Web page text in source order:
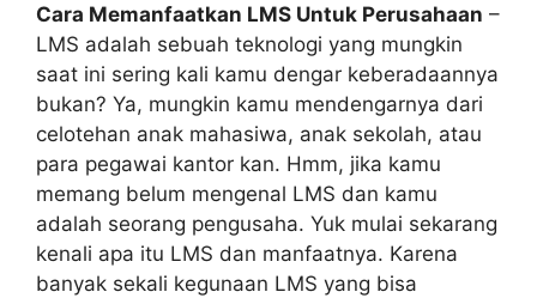
Cara Memanfaatkan LMS Untuk Perusahaan –
LMS adalah sebuah teknologi yang mungkin
saat ini sering kali kamu dengar keberadaannya
bukan? Ya, mungkin kamu mendengarnya dari
celotehan anak mahasiwa, anak sekolah, atau
para pegawai kantor kan. Hmm, jika kamu
memang belum mengenal LMS dan kamu
adalah seorang pengusaha. Yuk mulai sekarang
kenali apa itu LMS dan manfaatnya. Karena
banyak sekali kegunaan LMS yang bisa